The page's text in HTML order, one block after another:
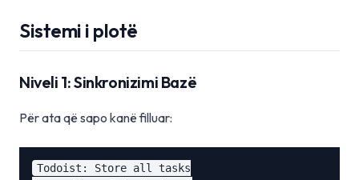
Sistemi i plotë
Niveli 1: Sinkronizimi Bazë
Për ata që sapo kanë filluar:
Todoist: Store all tasks